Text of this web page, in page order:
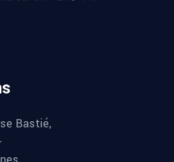
Bastié,